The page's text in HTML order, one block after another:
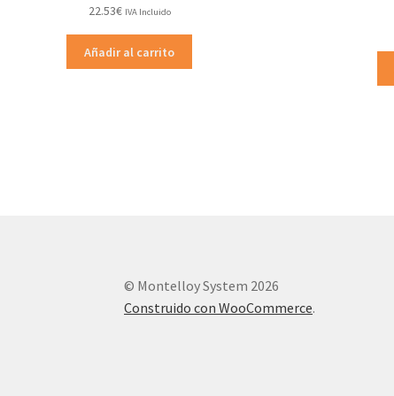
22.53€ IVA Incluido
Añadir al carrito
© Montelloy System 2026
Construido con WooCommerce.